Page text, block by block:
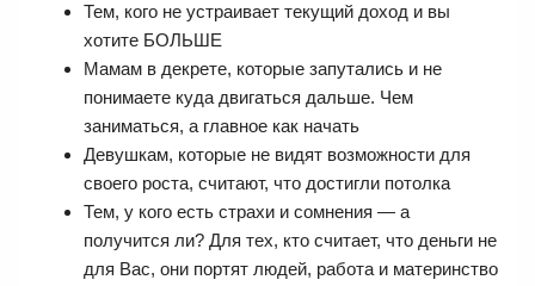
Тем, кого не устраивает текущий доход и вы
хотите БОЛЬШЕ
Мамам в декрете, которые запутались и не
понимаете куда двигаться дальше. Чем
заниматься, а главное как начать
Девушкам, которые не видят возможности для
своего роста, считают, что достигли потолка
Тем, у кого есть страхи и сомнения — а
получится ли? Для тех, кто считает, что деньги не
для Вас, они портят людей, работа и материнство